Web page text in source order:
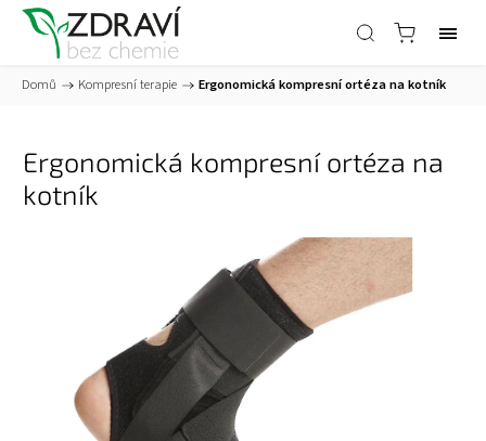
Domů / Kompresní terapie / Ergonomická kompresní ortéza na kotník
Ergonomická kompresní ortéza na
kotník